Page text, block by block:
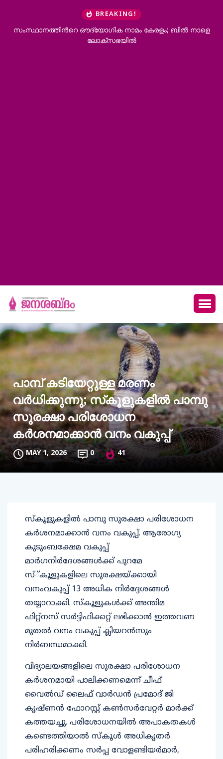
BREAKING!
നാമം കേരളം; ബില്‍ നാളെ
ആനക്കൊമ്പ് കടത്ത്;
പാമ്പ് കടിയേറ്റുള്ള മരണം
വര്‍ധിക്കുന്നു; സ്‌കൂളുകളില്‍ പാമ്പു
സുരക്ഷാ പരിശോധന
കര്‍ശനമാക്കാന്‍ വനം വകുപ്പ്
MAY 1, 2026 0 41
സ്‌കൂളുകളില്‍ പാമ്പു സുരക്ഷാ പരിശോധന
കര്‍ശനമാക്കാന്‍ വനം വകുപ്പ്. ആരോഗ്യ
കുടുംബക്ഷേമ വകുപ്പ്
മാര്‍ഗനിര്‍ദേശങ്ങള്‍ക്ക് പുറമേ
സ്്കൂളുകളിലെ സുരക്ഷയ്ക്കായി
വനംവകുപ്പ് 13 അധിക നിര്‍ദ്ദേശങ്ങള്‍
തയ്യാറാക്കി. സ്‌കൂളുകള്‍ക്ക് അന്തിമ
ഫിറ്റ്‌നസ് സര്‍ട്ടിഫിക്കറ്റ് ലഭിക്കാന്‍ ഇത്തവണ
മുതല്‍ വനം വകുപ്പ് ക്ലിയറന്‍സും
നിര്‍ബന്ധമാക്കി.
വിദ്യാലയങ്ങളിലെ സുരക്ഷാ പരിശോധന
കര്‍ശനമായി പാലിക്കണമെന്ന് ചീഫ്
വൈല്‍ഡ് ലൈഫ് വാര്‍ഡന്‍ പ്രമോദ് ജി
കൃഷ്ണന്‍ ഫോറസ്റ്റ് കണ്‍സര്‍വേറ്റര്‍ മാര്‍ക്ക്
കത്തയച്ചു. പരിശോധനയില്‍ അപാകതകള്‍
കണ്ടെത്തിയാല്‍ സ്‌കൂള്‍ അധികൃതര്‍
പരിഹരിക്കണം സര്‍പ്പ വോളണ്ടിയര്‍മാര്‍,